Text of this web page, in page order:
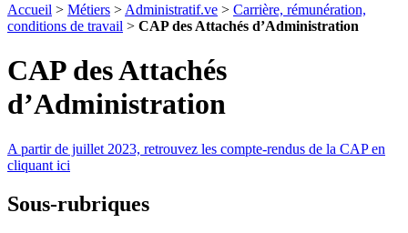
Accueil > Métiers > Administratif.ve > Carrière, rémunération,
conditions de travail > CAP des Attachés d’Administration
CAP des Attachés
d’Administration
A partir de juillet 2023, retrouvez les compte-rendus de la CAP en
cliquant ici
Sous-rubriques